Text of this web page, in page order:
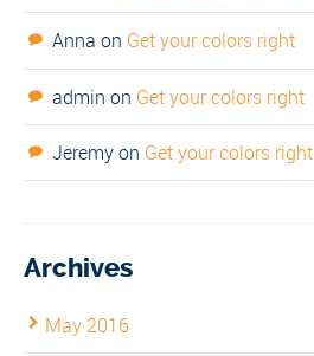
Anna on Get your colors right
admin on Get your colors right
Jeremyon Get your colors right
Archives
May 2016